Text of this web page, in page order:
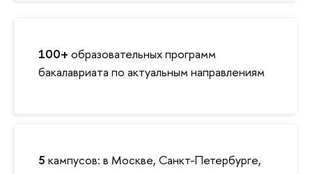
100+ образовательных программ
бакалавриата по актуальным направлениям
5 кампусов: в Москве, Санкт-Петербурге,